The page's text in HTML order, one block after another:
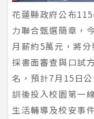
花蓮縣政府公布
力聯合甄選簡章，
月薪約5萬元，將
採書面審查與口試
名，預計7月15日
訓後投入校園第一
生活輔導及校安事